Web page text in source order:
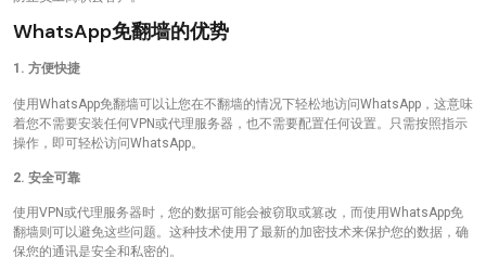
WhatsApp免翻墙的优势
1. 方便快捷
使用WhatsApp免翻墙可以让您在不翻墙的情况下轻松地访问WhatsApp，这意味
着您不需要安装任何VPN或代理服务器，也不需要配置任何设置。只需按照指示
操作，即可轻松访问WhatsApp。
2. 安全可靠
使用VPN或代理服务器时，您的数据可能会被窃取或篡改，而使用WhatsApp免
翻墙则可以避免这些问题。这种技术使用了最新的加密技术来保护您的数据，确
保您的通讯是安全和私密的。